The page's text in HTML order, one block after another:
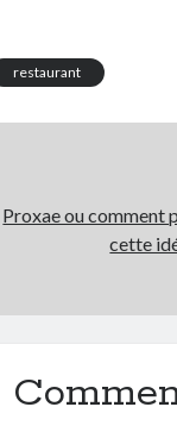
restaurant
Proxae ou comment
cette